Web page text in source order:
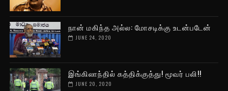
நான் மகிந்த அல்ல: மோசடிக்கு உடன்படேன்
JUNE 24, 2020
இங்கிலாந்தில் கத்திக்குத்து! மூவர் பலி!!
JUNE 20, 2020